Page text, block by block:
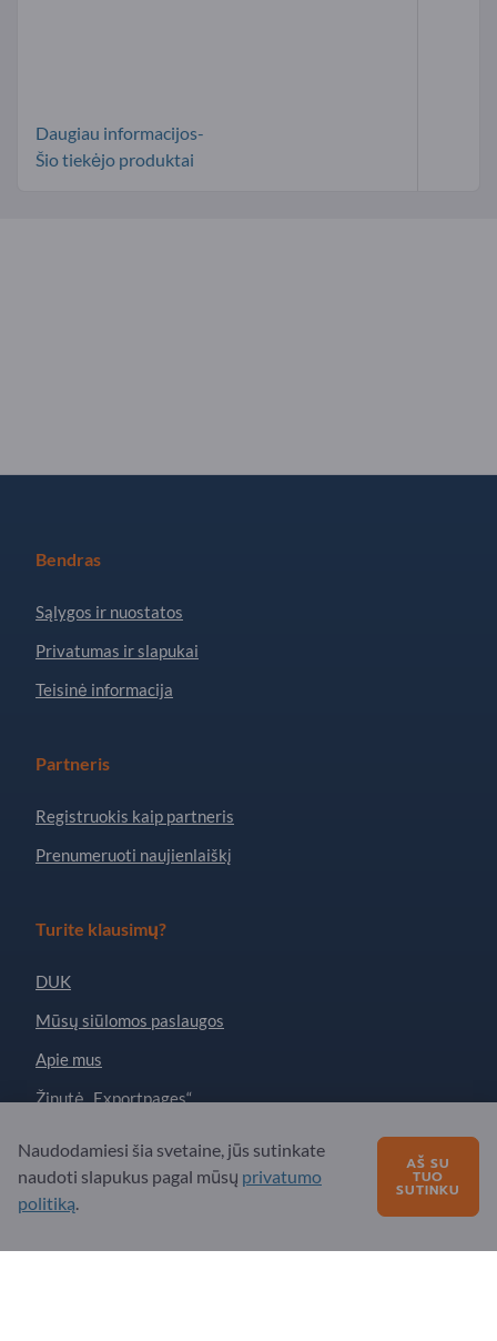
Daugiau informacijos-
Šio tiekėjo produktai
Bendras
Sąlygos ir nuostatos
Privatumas ir slapukai
Teisinė informacija
Partneris
Registruokis kaip partneris
Prenumeruoti naujienlaiškį
Turite klausimų?
DUK
Mūsų siūlomos paslaugos
Apie mus
Žinutė „Exportpages“
Exportpages International Network
Exportpages International GmbH
Naudodamiesi šia svetaine, jūs sutinkate
naudoti slapukus pagal mūsų privatumo
politiką.
AŠ SU
TUO
SUTINKU